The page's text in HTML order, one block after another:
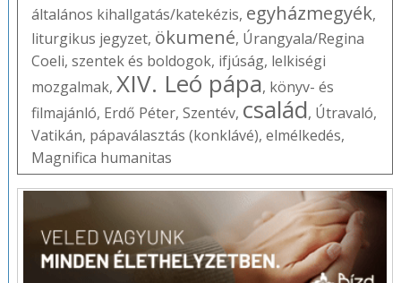
általános kihallgatás/katekézis, egyházmegyék,
liturgikus jegyzet, ökumené, Úrangyala/Regina
Coeli, szentek és boldogok, ifjúság, lelkiségi
mozgalmak, XIV. Leó pápa, könyv- és
filmajánló, Erdő Péter, Szentév, család, Útravaló,
Vatikán, pápaválasztás (konklávé), elmélkedés,
Magnifica humanitas